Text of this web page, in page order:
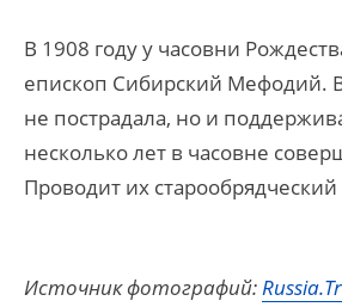
В 1908 году у часовни
епископ Сибирский Мефодий.
не пострадала, но и
несколько лет в часовне
Проводит их
Источник фотографий: